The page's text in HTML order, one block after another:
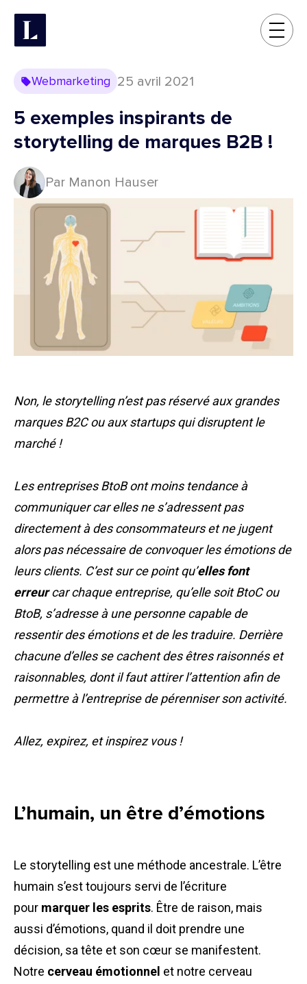
Webmarketing 25 avril 2021
5 exemples inspirants de
storytelling de marques B2B !
Par Manon Hauser
Non, le storytelling n’est pas réservé aux grandes
marques B2C ou aux startups qui disruptent le
marché !
Les entreprisesBtoBont moins tendance à
communiquer car elles ne s’adressent pas
directement à des consommateurs et ne jugent
alors pas nécessaire de convoquer les émotions de
leurs clients. C’est sur ce point qu’elles font
erreurcar chaque entreprise, qu’elle soitBtoCou
BtoB, s’adresse à une personne capable de
ressentir des émotions et de les traduire. Derrière
chacune d’elles se cachent des êtres raisonnés et
raisonnables, dont il faut attirer l’attention afin de
permettre à l’entreprise de pérenniser son activité.
Allez, expirez, et inspirez vous !
L’humain, un être d’émotions
Le storytelling est une méthode ancestrale. L’être
humain s’est toujours servi de l’écriture
pour marquer les esprits. Être de raison, mais
aussi d’émotions, quand il doit prendre une
décision, sa tête et son cœur se manifestent.
Notre cerveau émotionnel et notre cerveau